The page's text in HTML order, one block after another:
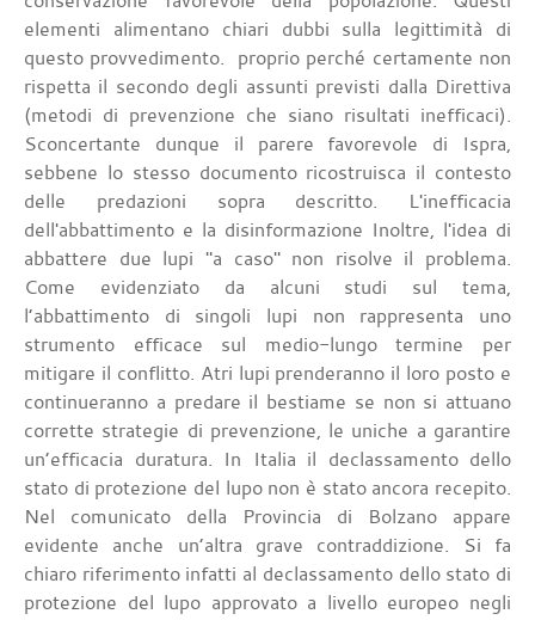
elementi alimentano chiari dubbi sulla legittimità di
questo provvedimento. proprio perché certamente non
rispetta il secondo degli assunti previsti dalla Direttiva
(metodi di prevenzione che siano risultati inefficaci).
Sconcertante dunque il parere favorevole di Ispra,
sebbene lo stesso documento ricostruisca il contesto
delle predazioni sopra descritto. L'inefficacia
dell'abbattimento e la disinformazione Inoltre, l'idea di
abbattere due lupi "a caso" non risolve il problema.
Come evidenziato da alcuni studi sul tema,
l’abbattimento di singoli lupi non rappresenta uno
strumento efficace sul medio-lungo termine per
mitigare il conflitto. Atri lupi prenderanno il loro posto e
continueranno a predare il bestiame se non si attuano
corrette strategie di prevenzione, le uniche a garantire
un’efficacia duratura. In Italia il declassamento dello
stato di protezione del lupo non è stato ancora recepito.
Nel comunicato della Provincia di Bolzano appare
evidente anche un’altra grave contraddizione. Si fa
chiaro riferimento infatti al declassamento dello stato di
protezione del lupo approvato a livello europeo negli